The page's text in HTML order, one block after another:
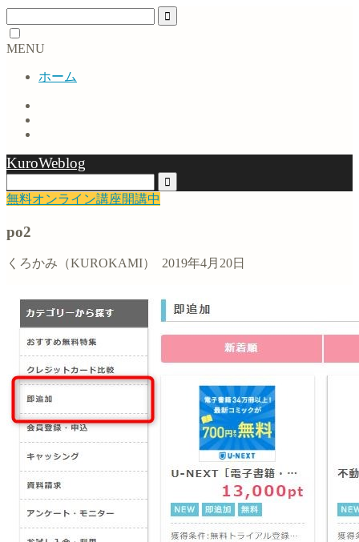
MENU
ホーム
KuroWeblog
無料オンライン講座開講中
po2
くろかみ（KUROKAMI） 2019年4月20日